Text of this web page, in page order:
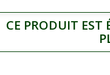
CE PRODUIT EST